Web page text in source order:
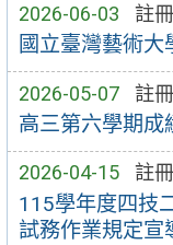
2026-06-03 註
國立臺灣藝術
2026-05-07 註
高三第六學期成
2026-04-15 註
115學年度四技
試務作業規定宣